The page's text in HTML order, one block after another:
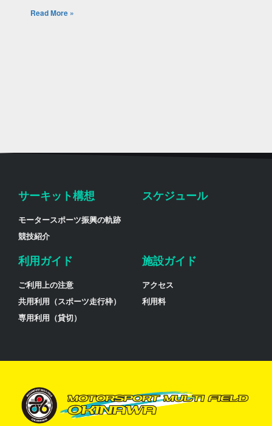
Read More »
サーキット構想
モータースポーツ振興の軌跡
競技紹介
スケジュール
利用ガイド
ご利用上の注意
共用利用（スポーツ走行枠）
専用利用（貸切）
施設ガイド
アクセス
利用料